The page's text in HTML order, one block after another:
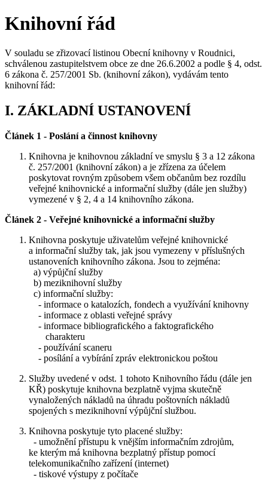
Knihovní řád
V souladu se zřizovací listinou Obecní knihovny v Roudnici,
schválenou zastupitelstvem obce ze dne 26.6.2002 a podle § 4, odst.
6 zákona č. 257/2001 Sb. (knihovní zákon), vydávám tento
knihovní řád:
I. ZÁKLADNÍ USTANOVENÍ
Článek 1 - Poslání a činnost knihovny
Knihovna je knihovnou základní ve smyslu § 3 a 12 zákona
č. 257/2001 (knihovní zákon) a je zřízena za účelem
poskytovat rovným způsobem všem občanům bez rozdílu
veřejné knihovnické a informační služby (dále jen služby)
vymezené v § 2, 4 a 14 knihovního zákona.
Článek 2 - Veřejné knihovnické a informační služby
Knihovna poskytuje uživatelům veřejné knihovnické
a informační služby tak, jak jsou vymezeny v příslušných
ustanoveních knihovního zákona. Jsou to zejména:
a) výpůjční služby
b) meziknihovní služby
c) informační služby:
- informace o katalozích, fondech a využívání knihovny
- informace z oblasti veřejné správy
- informace bibliografického a faktografického
charakteru
- používání scaneru
- posílání a vybírání zpráv elektronickou poštou
Služby uvedené v odst. 1 tohoto Knihovního řádu (dále jen
KŘ) poskytuje knihovna bezplatně vyjma skutečně
vynaložených nákladů na úhradu poštovních nákladů
spojených s meziknihovní výpůjční službou.
Knihovna poskytuje tyto placené služby:
- umožnění přístupu k vnějším informačním zdrojům,
ke kterým má knihovna bezplatný přístup pomocí
telekomunikačního zařízení (internet)
- tiskové výstupy z počítače